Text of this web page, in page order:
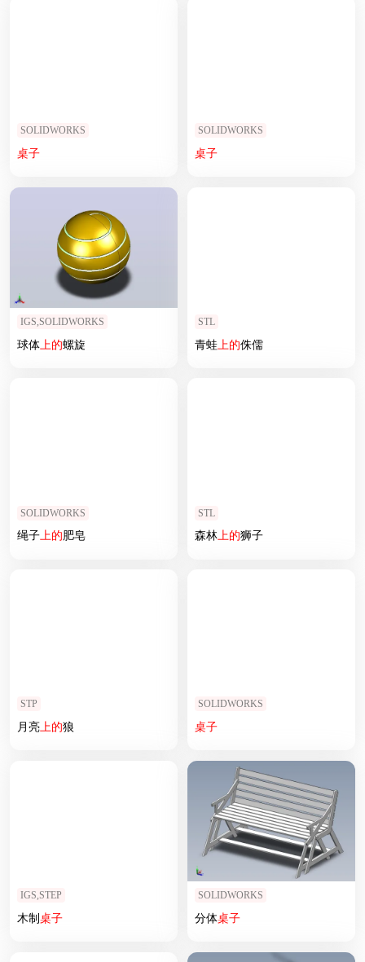
SOLIDWORKS
桌子
SOLIDWORKS
桌子
IGS,SOLIDWORKS
球体上的螺旋
STL
青蛙上的侏儒
SOLIDWORKS
绳子上的肥皂
STL
森林上的狮子
STP
月亮上的狼
SOLIDWORKS
桌子
IGS,STEP
木制桌子
SOLIDWORKS
分体桌子